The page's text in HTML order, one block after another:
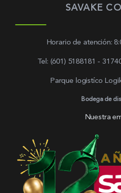
SAVAKE
Horario de atención:
Tel: (601) 5188181 -
Parque logistíco
Bodega de
Nuestra